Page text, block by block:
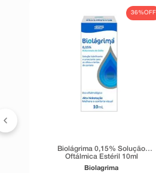
36%OFF
Biolágrima 0,15% Solução
Oftálmica Estéril 10ml
Biolagrima